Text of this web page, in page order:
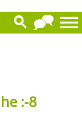
:-8